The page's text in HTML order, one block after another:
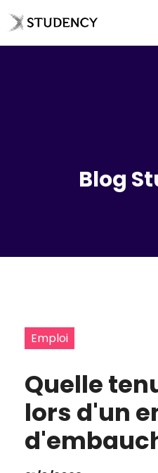
Blog
Emploi
Quelle
lors d'un